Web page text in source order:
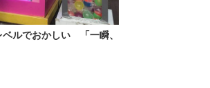
ルでおかしい 「一瞬、